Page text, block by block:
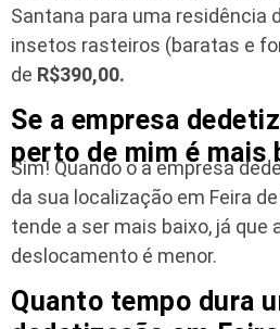
Santana para uma residência
insetos rasteiros (baratas e
de R$390,00.
Se a empresa
perto de mim é mais
Sim! Quando o a empresa
da sua localização em Feira
tende a ser mais baixo, já que
deslocamento é menor.
Quanto tempo dura